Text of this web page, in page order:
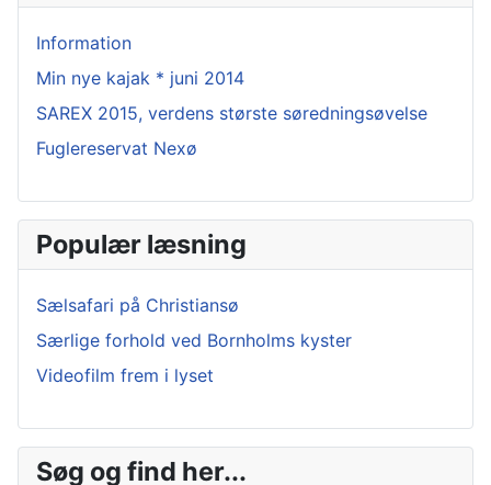
Information
Min nye kajak * juni 2014
SAREX 2015, verdens største søredningsøvelse
Fuglereservat Nexø
Populær læsning
Sælsafari på Christiansø
Særlige forhold ved Bornholms kyster
Videofilm frem i lyset
Søg og find her...